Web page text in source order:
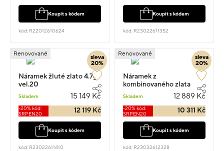
Koupit s kódem
kód: R22012610624
Koupit s kódem
kód: R23022611352
sleva
20%
Renovované
Náramek žluté zlato 4.7g
vel.20
Skladem 15 149 Kč
-20% kód:
SRPEN20
12 119 Kč
Koupit s kódem
kód: R23022611410
sleva
20%
Renovované
Náramek z
kombinovaného zlata
Skladem 12 889 Kč
-20% kód:
SRPEN20
10 311 Kč
Koupit s kódem
kód: R23032612328